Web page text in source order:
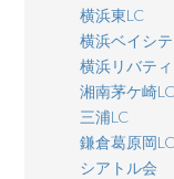
横浜東LC
横浜ベイシ
横浜リバテ
湘南茅ケ崎LC
三浦LC
鎌倉葛原岡LC
シアトル会